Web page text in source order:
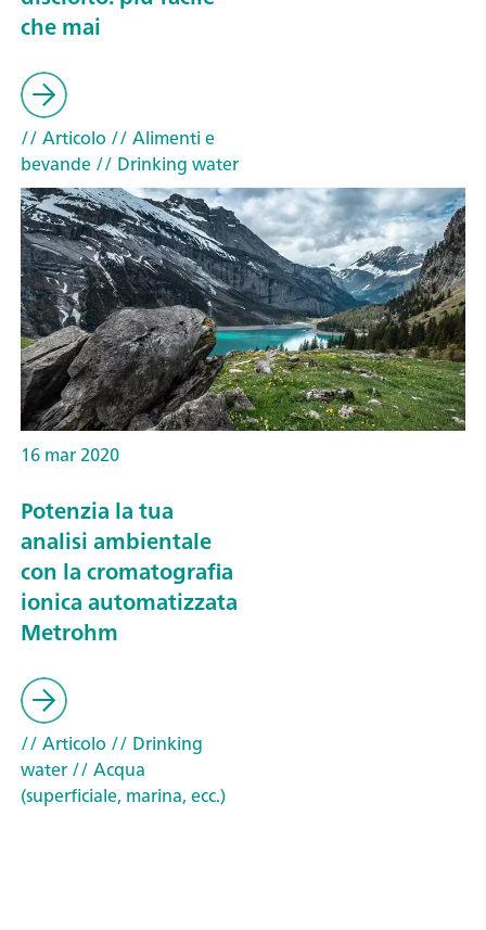
che mai
// Articolo // Alimenti e
bevande// Drinking water
16 mar 2020
Potenzia la tua
analisi ambientale
con la cromatografia
ionica automatizzata
Metrohm
// Articolo // Drinking
water// Acqua
(superficiale, marina, ecc.)